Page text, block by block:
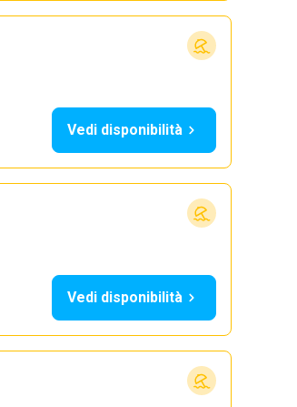
Vedi disponibilità
Vedi disponibilità